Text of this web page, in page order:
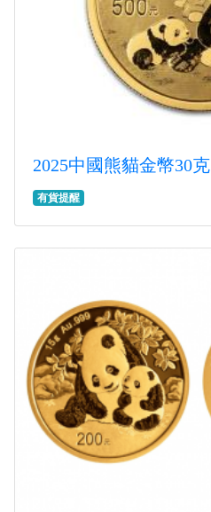
2025中國熊貓金幣30克
有貨提醒